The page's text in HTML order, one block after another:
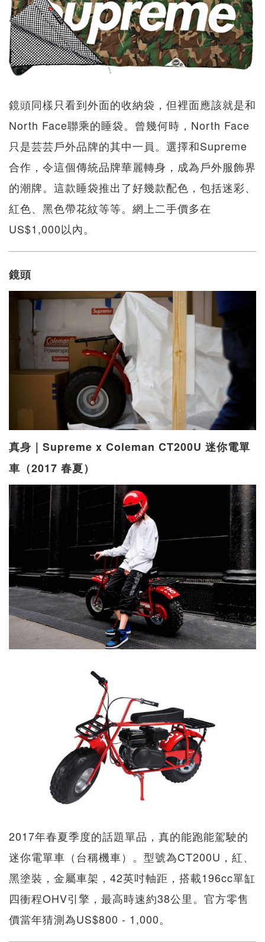
鏡頭同樣只看到外面的收納袋，但裡面應該就是和
North Face聯乘的睡袋。曾幾何時，North Face
只是芸芸戶外品牌的其中一員。選擇和Supreme
合作，令這個傳統品牌華麗轉身，成為戶外服飾界
的潮牌。這款睡袋推出了好幾款配色，包括迷彩、
紅色、黑色帶花紋等等。網上二手價多在
US$1,000以內。
鏡頭
真身｜Supreme x Coleman CT200U 迷你電單
車（2017 春夏）
2017年春夏季度的話題單品，真的能跑能駕駛的
迷你電單車（台稱機車）。型號為CT200U，紅、
黑塗裝，金屬車架，42英吋軸距，搭載196cc單缸
四衝程OHV引擎，最高時速約38公里。官方零售
價當年猜測為US$800 - 1,000。